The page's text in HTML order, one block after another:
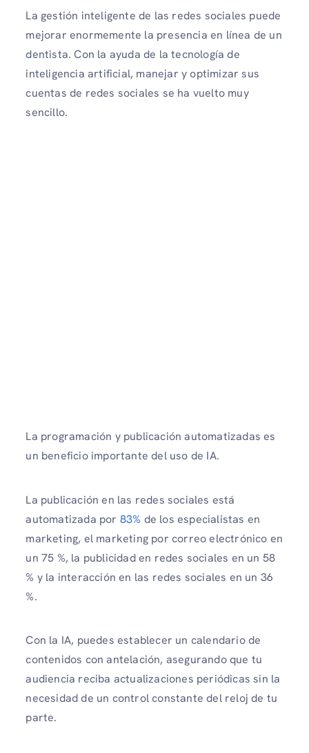
La gestión inteligente de las redes sociales puede
mejorar enormemente la presencia en línea de un
dentista. Con la ayuda de la tecnología de
inteligencia artificial, manejar y optimizar sus
cuentas de redes sociales se ha vuelto muy
sencillo.
La programación y publicación automatizadas es
un beneficio importante del uso de IA.
La publicación en las redes sociales está
automatizada por 83% de los especialistas en
marketing, el marketing por correo electrónico en
un 75 %, la publicidad en redes sociales en un 58
% y la interacción en las redes sociales en un 36
%.
Con la IA, puedes establecer un calendario de
contenidos con antelación, asegurando que tu
audiencia reciba actualizaciones periódicas sin la
necesidad de un control constante del reloj de tu
parte.